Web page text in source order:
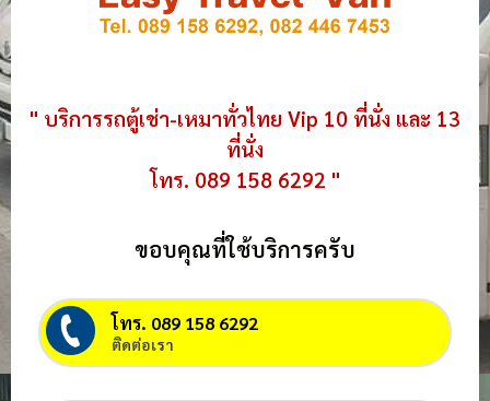
" บริการรถตู้เช่า-เหมาทั่วไทย Vip 10 ที่นั่ง และ 13
ที่นั่ง
โทร. 089 158 6292 "
ขอบคุณที่ใช้บริการครับ
โทร. 089 158 6292
ติดต่อเรา